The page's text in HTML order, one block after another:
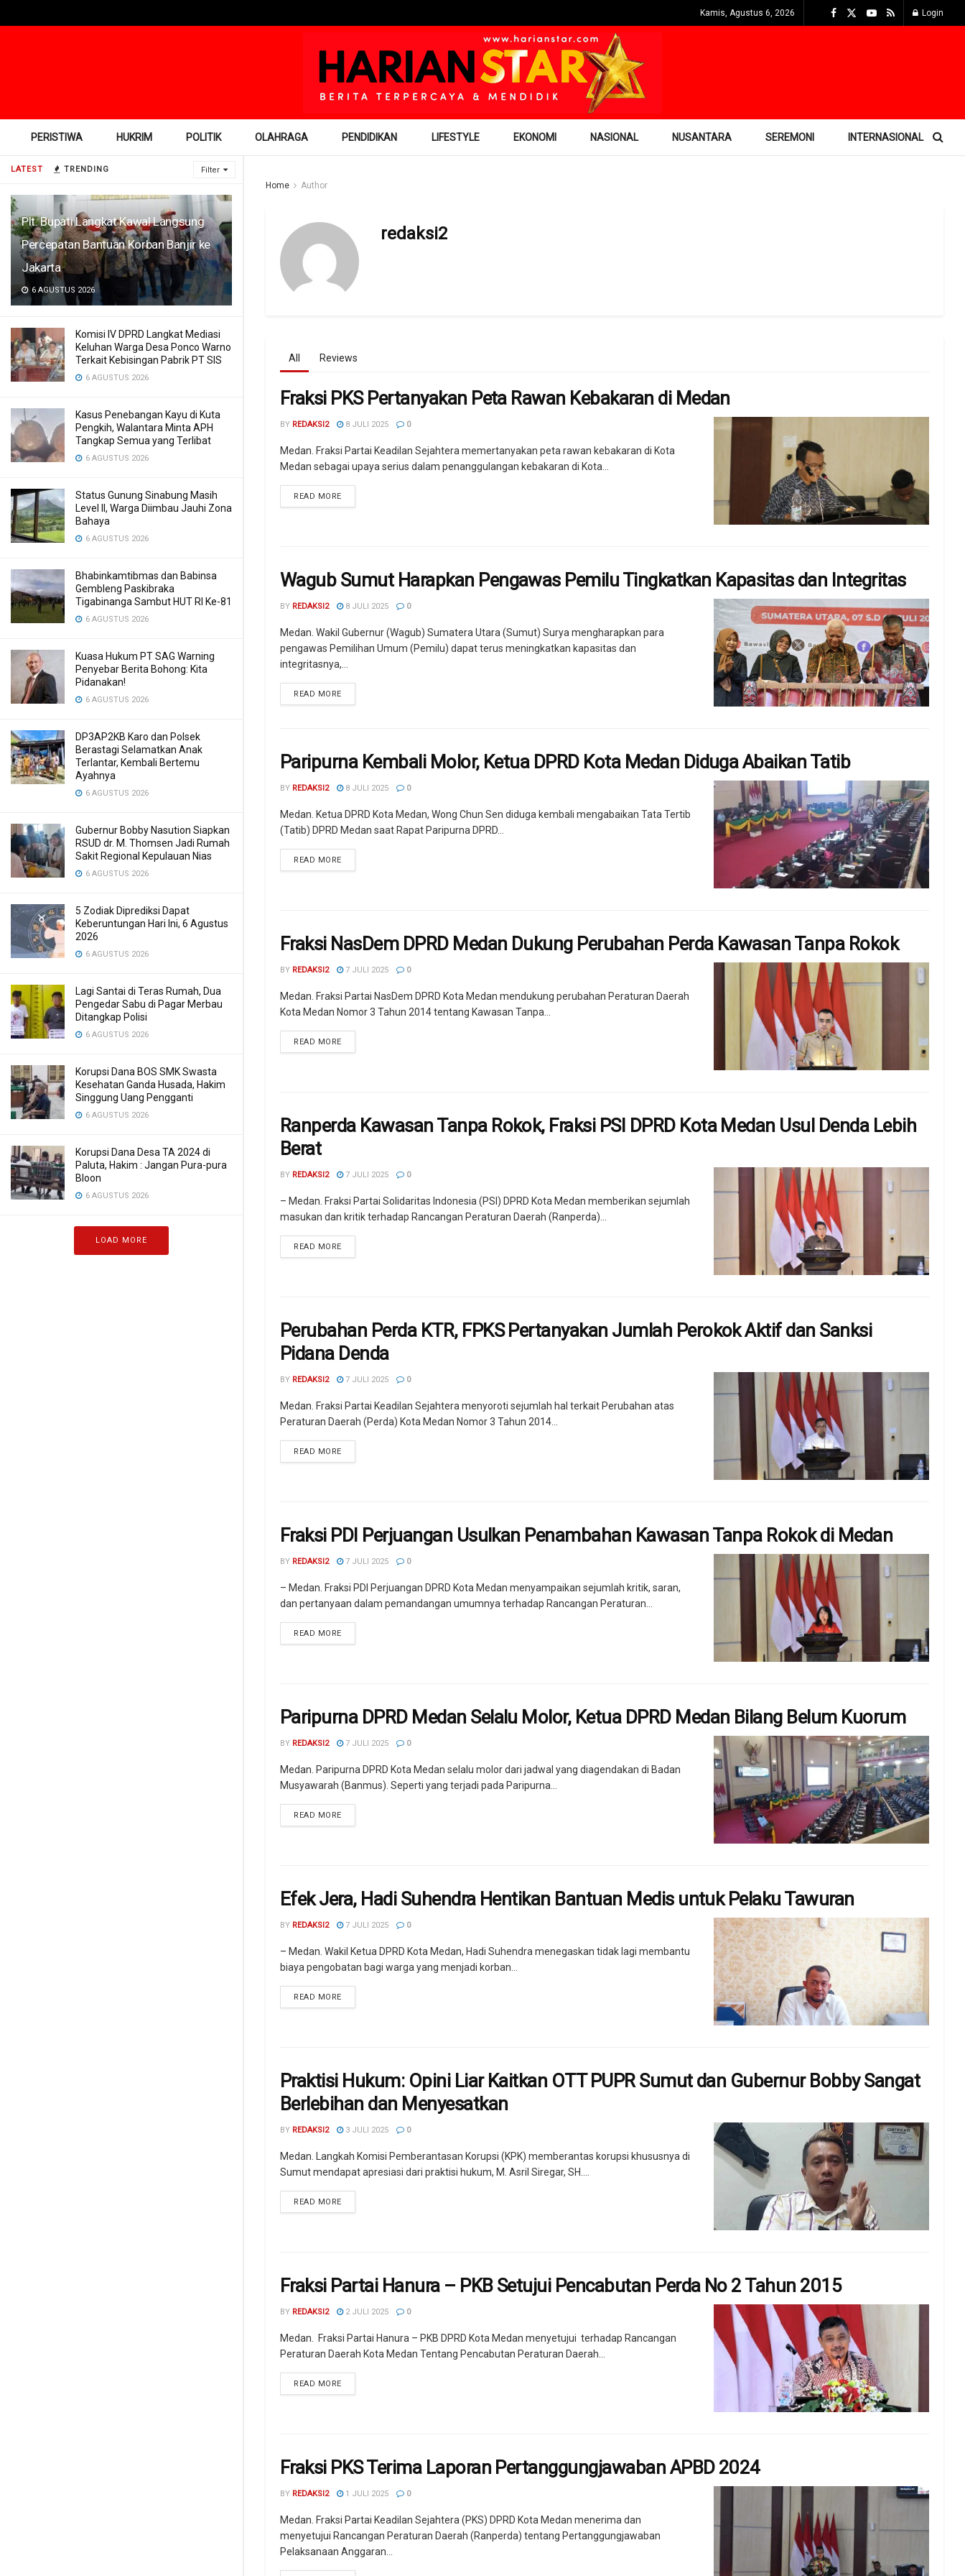
LATEST TRENDING Filter
Plt. Bupati Langkat Kawal Langsung
Percepatan Bantuan Korban Banjir ke
Jakarta
6 AGUSTUS 2026
Komisi IV DPRD Langkat Mediasi
Keluhan Warga Desa Ponco Warno
Terkait Kebisingan Pabrik PT SIS
6 AGUSTUS 2026
Kasus Penebangan Kayu di Kuta
Pengkih, Walantara Minta APH
Tangkap Semua yang Terlibat
6 AGUSTUS 2026
Status Gunung Sinabung Masih
Level II, Warga Diimbau Jauhi Zona
Bahaya
6 AGUSTUS 2026
Bhabinkamtibmas dan Babinsa
Gembleng Paskibraka
Tigabinanga Sambut HUT RI Ke-81
6 AGUSTUS 2026
Kuasa Hukum PT SAG Warning
Penyebar Berita Bohong: Kita
Pidanakan!
6 AGUSTUS 2026
DP3AP2KB Karo dan Polsek
Berastagi Selamatkan Anak
Terlantar, Kembali Bertemu
Ayahnya
6 AGUSTUS 2026
Gubernur Bobby Nasution Siapkan
RSUD dr. M. Thomsen Jadi Rumah
Sakit Regional Kepulauan Nias
6 AGUSTUS 2026
5 Zodiak Diprediksi Dapat
Keberuntungan Hari Ini, 6 Agustus
2026
6 AGUSTUS 2026
Lagi Santai di Teras Rumah, Dua
Pengedar Sabu di Pagar Merbau
Ditangkap Polisi
6 AGUSTUS 2026
Korupsi Dana BOS SMK Swasta
Kesehatan Ganda Husada, Hakim
Singgung Uang Pengganti
6 AGUSTUS 2026
Korupsi Dana Desa TA 2024 di
Paluta, Hakim : Jangan Pura-pura
Bloon
6 AGUSTUS 2026
LOAD MORE
Kamis, Agustus 6, 2026 Login
PERISTIWA HUKRIM POLITIK OLAHRAGA PENDIDIKAN LIFESTYLE EKONOMI NASIONAL NUSANTARA SEREMONI INTERNASIONAL
Home Author
redaksi2
All Reviews
Fraksi PKS Pertanyakan Peta Rawan Kebakaran di Medan
BY REDAKSI2 8 JULI 2025 0
Medan. Fraksi Partai Keadilan Sejahtera memertanyakan peta rawan kebakaran di Kota
Medan sebagai upaya serius dalam penanggulangan kebakaran di Kota...
READ MORE
Wagub Sumut Harapkan Pengawas Pemilu Tingkatkan Kapasitas dan Integritas
BY REDAKSI2 8 JULI 2025 0
Medan. Wakil Gubernur (Wagub) Sumatera Utara (Sumut) Surya mengharapkan para
pengawas Pemilihan Umum (Pemilu) dapat terus meningkatkan kapasitas dan
integritasnya,...
READ MORE
Paripurna Kembali Molor, Ketua DPRD Kota Medan Diduga Abaikan Tatib
BY REDAKSI2 8 JULI 2025 0
Medan. Ketua DPRD Kota Medan, Wong Chun Sen diduga kembali mengabaikan Tata Tertib
(Tatib) DPRD Medan saat Rapat Paripurna DPRD...
READ MORE
Fraksi NasDem DPRD Medan Dukung Perubahan Perda Kawasan Tanpa Rokok
BY REDAKSI2 7 JULI 2025 0
Medan. Fraksi Partai NasDem DPRD Kota Medan mendukung perubahan Peraturan Daerah
Kota Medan Nomor 3 Tahun 2014 tentang Kawasan Tanpa...
READ MORE
Ranperda Kawasan Tanpa Rokok, Fraksi PSI DPRD Kota Medan Usul Denda Lebih
Berat
BY REDAKSI2 7 JULI 2025 0
– Medan. Fraksi Partai Solidaritas Indonesia (PSI) DPRD Kota Medan memberikan sejumlah
masukan dan kritik terhadap Rancangan Peraturan Daerah (Ranperda)...
READ MORE
Perubahan Perda KTR, FPKS Pertanyakan Jumlah Perokok Aktif dan Sanksi
Pidana Denda
BY REDAKSI2 7 JULI 2025 0
Medan. Fraksi Partai Keadilan Sejahtera menyoroti sejumlah hal terkait Perubahan atas
Peraturan Daerah (Perda) Kota Medan Nomor 3 Tahun 2014...
READ MORE
Fraksi PDI Perjuangan Usulkan Penambahan Kawasan Tanpa Rokok di Medan
BY REDAKSI2 7 JULI 2025 0
– Medan. Fraksi PDI Perjuangan DPRD Kota Medan menyampaikan sejumlah kritik, saran,
dan pertanyaan dalam pemandangan umumnya terhadap Rancangan Peraturan...
READ MORE
Paripurna DPRD Medan Selalu Molor, Ketua DPRD Medan Bilang Belum Kuorum
BY REDAKSI2 7 JULI 2025 0
Medan. Paripurna DPRD Kota Medan selalu molor dari jadwal yang diagendakan di Badan
Musyawarah (Banmus). Seperti yang terjadi pada Paripurna...
READ MORE
Efek Jera, Hadi Suhendra Hentikan Bantuan Medis untuk Pelaku Tawuran
BY REDAKSI2 7 JULI 2025 0
– Medan. Wakil Ketua DPRD Kota Medan, Hadi Suhendra menegaskan tidak lagi membantu
biaya pengobatan bagi warga yang menjadi korban...
READ MORE
Praktisi Hukum: Opini Liar Kaitkan OTT PUPR Sumut dan Gubernur Bobby Sangat
Berlebihan dan Menyesatkan
BY REDAKSI2 3 JULI 2025 0
Medan. Langkah Komisi Pemberantasan Korupsi (KPK) memberantas korupsi khususnya di
Sumut mendapat apresiasi dari praktisi hukum, M. Asril Siregar, SH....
READ MORE
Fraksi Partai Hanura – PKB Setujui Pencabutan Perda No 2 Tahun 2015
BY REDAKSI2 2 JULI 2025 0
Medan. Fraksi Partai Hanura – PKB DPRD Kota Medan menyetujui terhadap Rancangan
Peraturan Daerah Kota Medan Tentang Pencabutan Peraturan Daerah...
READ MORE
Fraksi PKS Terima Laporan Pertanggungjawaban APBD 2024
BY REDAKSI2 1 JULI 2025 0
Medan. Fraksi Partai Keadilan Sejahtera (PKS) DPRD Kota Medan menerima dan
menyetujui Rancangan Peraturan Daerah (Ranperda) tentang Pertanggungjawaban
Pelaksanaan Anggaran...